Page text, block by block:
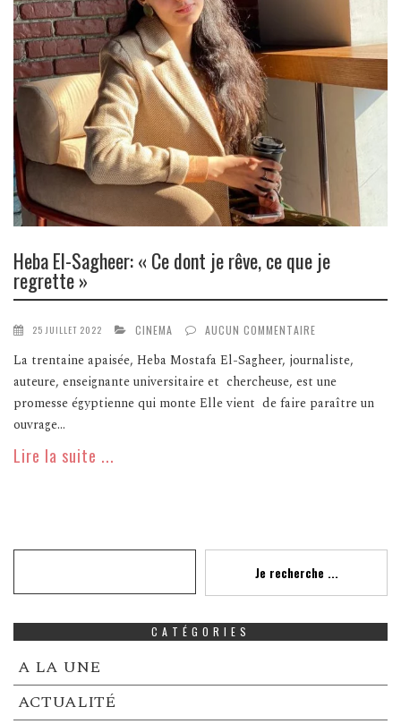
Heba El-Sagheer: « Ce dont je rêve, ce que je
regrette »
25 JUILLET 2022 CINEMA AUCUN COMMENTAIRE
La trentaine apaisée, Heba Mostafa El-Sagheer, journaliste,
auteure, enseignante universitaire et chercheuse, est une
promesse égyptienne qui monte Elle vient de faire paraître un
ouvrage...
Lire la suite ...
Je recherche ...
CATÉGORIES
A LA UNE
ACTUALITÉ